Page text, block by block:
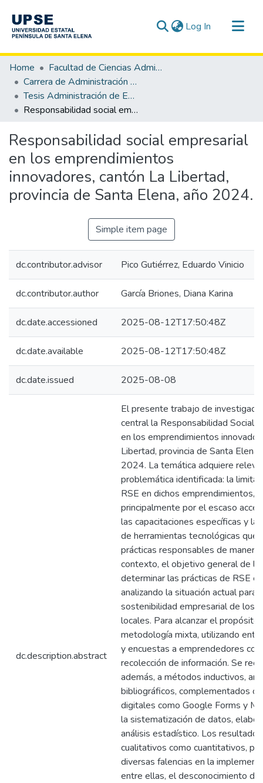
Log In (current)
Communities & Collections
All of DSpace
Statistics
Home
Facultad de Ciencias Administrativas
Carrera de Administración de Empresas
Tesis Administración de Empresas
Responsabilidad social empresarial en los emprendimientos innovadores, cantón La Libertad, provincia de Santa Elena, año 2024.
Responsabilidad social empresarial
en los emprendimientos
innovadores, cantón La Libertad,
provincia de Santa Elena, año 2024.
Simple item page
dc.contributor.advisor Pico Gutiérrez, Eduardo Vinicio
dc.contributor.author García Briones, Diana Karina
dc.date.accessioned 2025-08-12T17:50:48Z
dc.date.available 2025-08-12T17:50:48Z
dc.date.issued 2025-08-08
dc.description.abstract
El presente trabajo de
central la Responsabilidad Social
en los emprendimientos
Libertad, provincia de Santa
2024. La temática adquiere
problemática identificada: la
RSE en dichos emprendimientos,
principalmente por el escaso
las capacitaciones específicas y la
de herramientas tecnológicas que
prácticas responsables de
contexto, el objetivo general de la
determinar las prácticas de RSE
analizando la situación actual para
sostenibilidad empresarial de los
locales. Para alcanzar el
metodología mixta, utilizando
y encuestas a emprendedores
recolección de información. Se
además, a métodos inductivos,
bibliográficos, complementados
digitales como Google Forms y
la sistematización de datos,
análisis estadístico. Los
cualitativos como cuantitativos,
diversas falencias en la
entre ellas, el desconocimiento de